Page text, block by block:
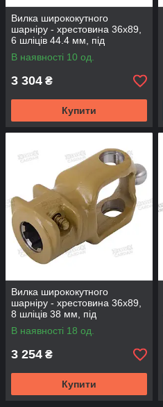
Вилка ширококутного
шарніру - хрестовина 36х89,
6 шліців 44.4 мм, під
WAJCY3236 (YWAJ3689-6A-
B)
В наявності 10 од.
3 304 ₴
Купити
Вилка ширококутного
шарніру - хрестовина 36х89,
8 шліців 38 мм, під
WAJCY3236 (YWAJ3689-8)
В наявності 18 од.
3 254 ₴
Купити